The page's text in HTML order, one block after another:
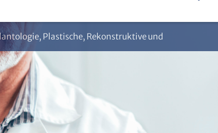
Plastische, Rekonstruktive und